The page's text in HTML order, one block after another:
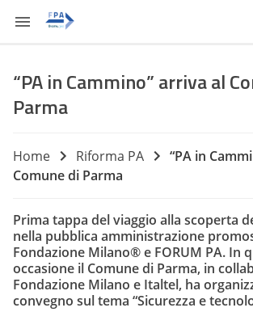
“PA in Cammino” arriva al
Parma
Home Riforma PA
“PA in
Comune di Parma
Prima tappa del viaggio alla scoperta
nella pubblica amministrazione
Fondazione Milano® e FORUM PA. In
occasione il Comune di Parma, in
Fondazione Milano e Italtel, ha
convegno sul tema “Sicurezza e